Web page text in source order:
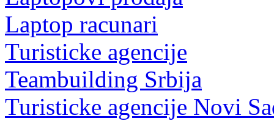
Laptop racunari
Turisticke agencije
Teambuilding Srbija
Turisticke agencije Novi